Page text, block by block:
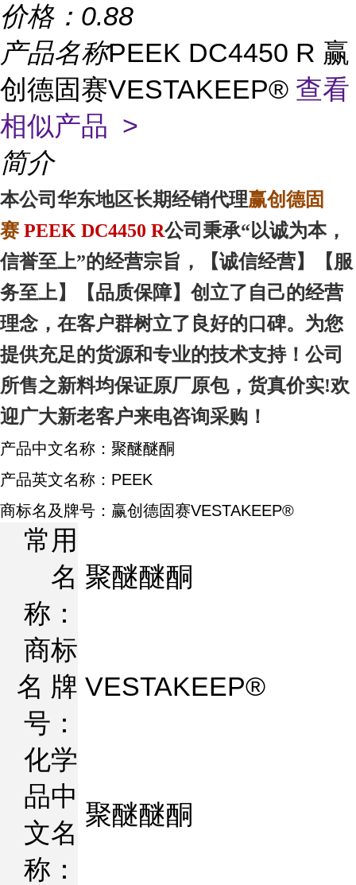
价格： 0.88
产品名称PEEK DC4450 R 赢
创德固赛VESTAKEEP® 查看
相似产品 >
简介
本公司华东地区长期经销代理赢创德固
赛PEEK DC4450 R公司秉承“以诚为本，
信誉至上”的经营宗旨，【诚信经营】【服
务至上】【品质保障】创立了自己的经营
理念，在客户群树立了良好的口碑。为您
提供充足的货源和专业的技术支持！公司
所售之新料均保证原厂原包，货真价实!欢
迎广大新老客户来电咨询采购！
产品中文名称：聚醚醚酮
产品英文名称：PEEK
商标名及牌号：赢创德固赛VESTAKEEP®
常用
名
称：
聚醚醚酮
商标
名 牌
号：
VESTAKEEP®
化学
品中
文名
称：
聚醚醚酮